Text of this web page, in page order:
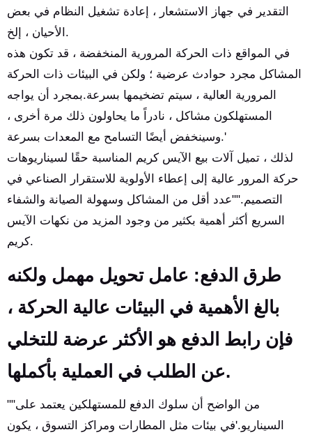
التقدير في جهاز الاستشعار ، إعادة تشغيل النظام في بعض
الأحيان ، إلخ.
في المواقع ذات الحركة المرورية المنخفضة ، قد تكون هذه
المشاكل مجرد حوادث عرضية ؛ ولكن في البيئات ذات الحركة
المرورية العالية ، سيتم تضخيمها بسرعة.بمجرد أن يواجه
المستهلكون مشاكل ، نادراً ما يحاولون ذلك مرة أخرى ،
وسينخفض أيضًا التسامح مع المعدات بسرعة.'
لذلك ، تميل آلات بيع الآيس كريم المناسبة حقًا لسيناريوهات
حركة المرور عالية إلى إعطاء الأولوية للاستقرار الصناعي في
التصميم.""عدد أقل من المشاكل وسهولة الصيانة والشفاء
السريع أكثر أهمية بكثير من وجود المزيد من نكهات الآيس
كريم.
طرق الدفع: عامل تحويل مهمل ولكنه
بالغ الأهمية في البيئات عالية الحركة ،
فإن رابط الدفع هو الأكثر عرضة للتخلي
عن الطلب في العملية بأكملها.
""من الواضح أن سلوك الدفع للمستهلكين يعتمد على
السيناريو.'في بيئات مثل المطارات ومراكز التسوق ، يكون